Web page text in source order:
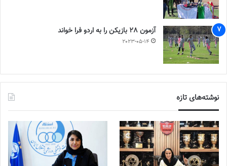
آزمون 28 بازیکن را به اردو فرا خواند
2023-05-14
نوشته‌های تازه